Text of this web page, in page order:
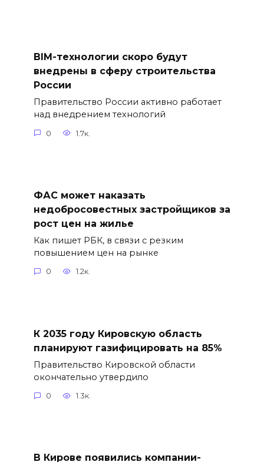
BIM-технологии скоро будут
внедрены в сферу строительства
России
Правительство России активно работает
над внедрением технологий
0 1.7к.
ФАС может наказать
недобросовестных застройщиков за
рост цен на жилье
Как пишет РБК, в связи с резким
повышением цен на рынке
0 1.2к.
К 2035 году Кировскую область
планируют газифицировать на 85%
Правительство Кировской области
окончательно утвердило
0 1.3к.
В Кирове появились компании-